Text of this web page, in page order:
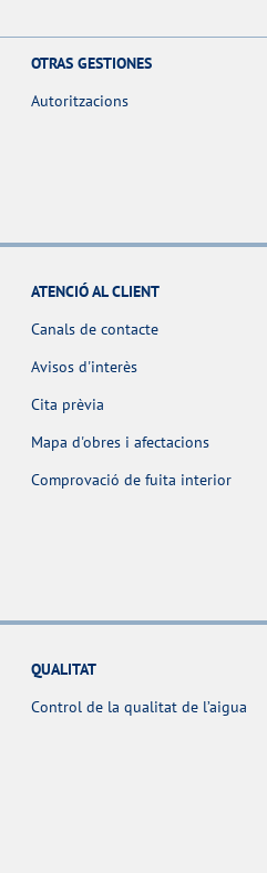
OTRAS GESTIONES
Autoritzacions
ATENCIÓ AL CLIENT
Canals de contacte
Avisos d'interès
Cita prèvia
Mapa d'obres i afectacions
Comprovació de fuita interior
QUALITAT
Control de la qualitat de l’aigua